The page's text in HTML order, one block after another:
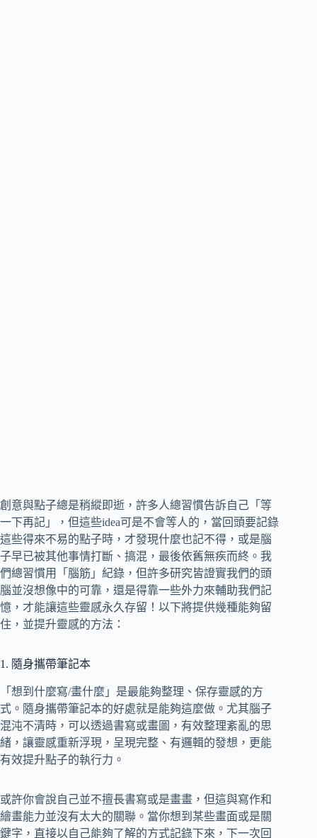
創意與點子總是稍縱即逝，許多人總習慣告訴自己「等
一下再記」，但這些idea可是不會等人的，當回頭要記錄
這些得來不易的點子時，才發現什麼也記不得，或是腦
子早已被其他事情打斷、搞混，最後依舊無疾而終。我
們總習慣用「腦筋」紀錄，但許多研究皆證實我們的頭
腦並沒想像中的可靠，還是得靠一些外力來輔助我們記
憶，才能讓這些靈感永久存留！以下將提供幾種能夠留
住，並提升靈感的方法：
1. 隨身攜帶筆記本
「想到什麼寫/畫什麼」是最能夠整理、保存靈感的方
式。隨身攜帶筆記本的好處就是能夠這麼做。尤其腦子
混沌不清時，可以透過書寫或畫圖，有效整理紊亂的思
緒，讓靈感重新浮現，呈現完整、有邏輯的發想，更能
有效提升點子的執行力。
或許你會說自己並不擅長書寫或是畫畫，但這與寫作和
繪畫能力並沒有太大的關聯。當你想到某些畫面或是關
鍵字，直接以自己能夠了解的方式記錄下來，下一次回